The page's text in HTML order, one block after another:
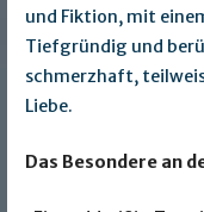
und Fiktion, mit
Tiefgründig und
schmerzhaft,
Liebe.
Das Besondere an